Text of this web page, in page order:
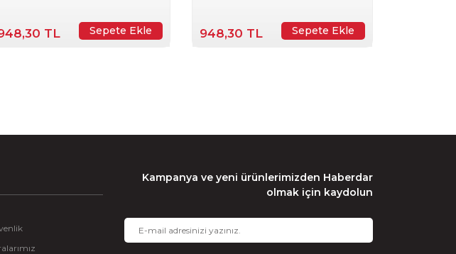
TL Sepete Ekle 948,30 TL Sepete Ekle
Kampanya ve yeni ürünlerimizden Haberdar
olmak için kaydolun